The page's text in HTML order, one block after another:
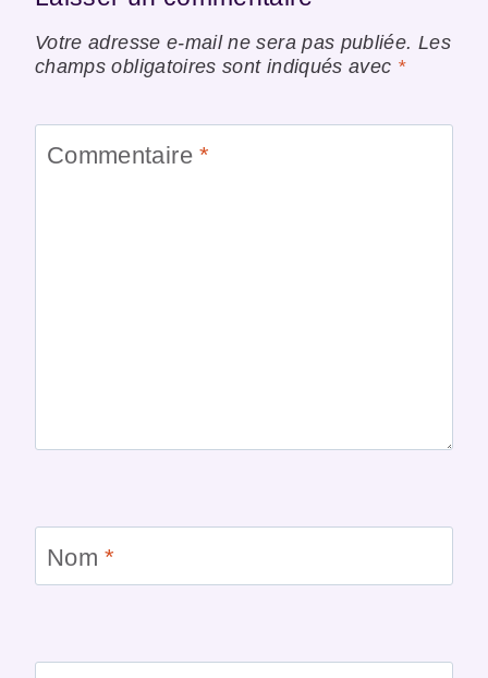
Votre adresse e-mail ne sera pas publiée. Les
champs obligatoires sont indiqués avec *
Commentaire*
Nom*